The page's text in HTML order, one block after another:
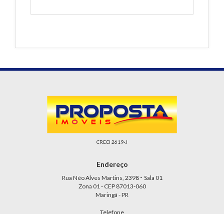
CRECI 2619-J
Endereço
Rua Néo Alves Martins, 2398 - Sala 01
Zona 01 - CEP 87013-060
Maringá - PR
Telefone